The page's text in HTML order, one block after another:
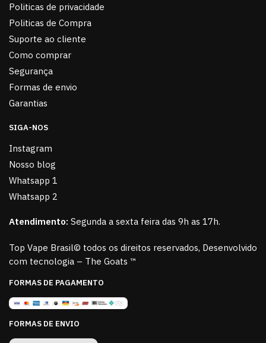
Politicas de privacidade
Politicas de Compra
Suporte ao cliente
Como comprar
Segurança
Formas de envio
Garantias
SIGA-NOS
Instagram
Nosso blog
Whatsapp 1
Whatsapp 2
Atendimento: Segunda a sexta feira das 9h as 17h.
Top Vape Brasil© todos os direitos reservados, Desenvolvido
com tecnologia – The Goats ™
FORMAS DE PAGAMENTO
FORMAS DE ENVIO